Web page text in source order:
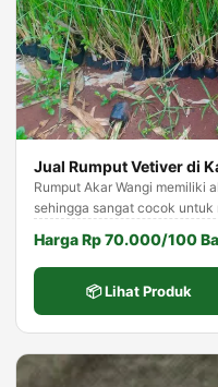
Jual Rumput Vetiver di
Rumput Akar Wangi memiliki
sehingga sangat cocok untuk
Harga Rp 70.000/100
📦 Lihat Produk